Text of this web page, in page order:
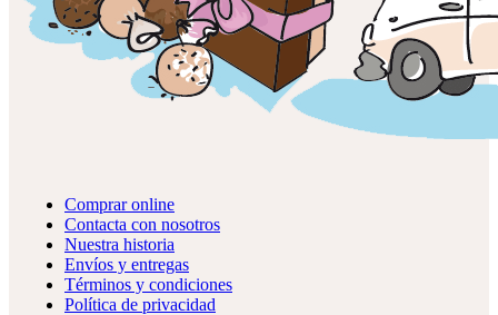
Comprar online
Contacta con nosotros
Nuestra historia
Envíos y entregas
Términos y condiciones
Política de privacidad